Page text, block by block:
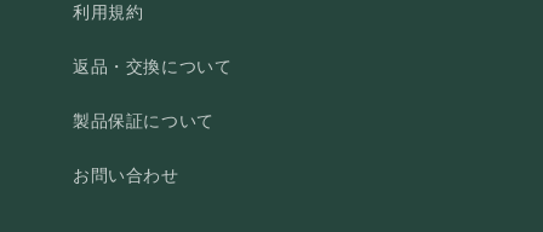
利用規約
返品・交換について
製品保証について
お問い合わせ